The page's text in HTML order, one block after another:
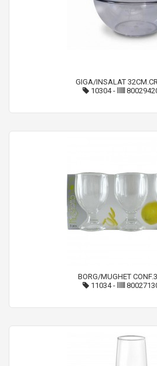
GIGA/INSALAT
10304-
BORG/MUGHET
11034-